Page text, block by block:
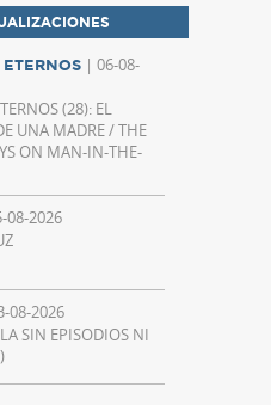
ETERNOS | 06-08-
(28): EL
UNA MADRE / THE
ON MAN-IN-THE-
08-2026
08-2026
SIN EPISODIOS NI